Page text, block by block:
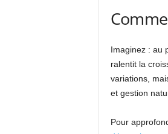
Imaginez : au
ralentit la
variations,
et gestion
Pour